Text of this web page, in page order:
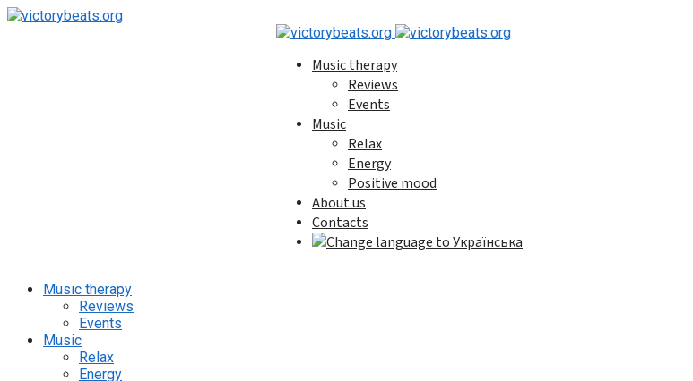
Music therapy
Reviews
Events
Music
Relax
Energy
Positive mood
About us
Contacts
Music therapy
Reviews
Events
Music
Relax
Energy